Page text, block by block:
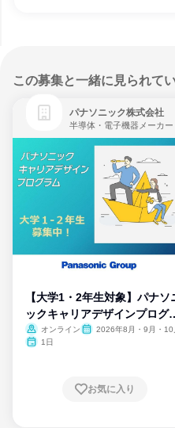
この募集と一緒に見られて
パナソニック株式会社
半導体・電子機器メーカー
【大学1・2年生対象】パナソ
ックキャリアデザインプログ
ム
オンライン
2026年8月・9月・10
1日
お気に入り